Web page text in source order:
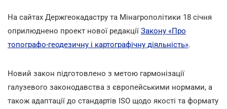
На сайтах Держгеокадастру та Мінагрополітики 18 січня
оприлюднено проект нової редакції Закону «Про
топографо-геодезичну і картографічну діяльність».
Новий закон підготовлено з метою гармонізації
галузевого законодавства з європейськими нормами, а
також адаптації до стандартів ISO щодо якості та формату